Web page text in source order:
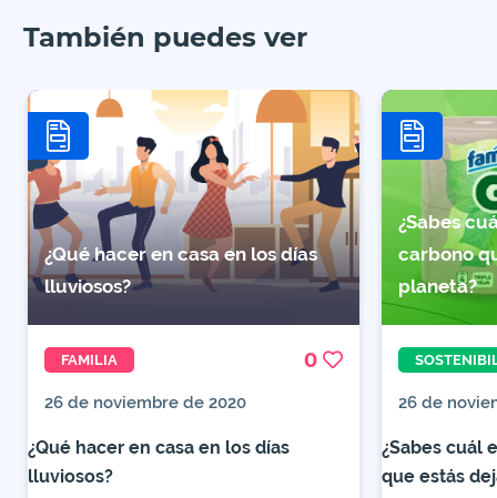
También puedes ver
¿Qué hacer en casa en los días
lluviosos?
FAMILIA 0
26 de noviembre de 2020
¿Qué hacer en casa en los días
lluviosos?
¿Sabes
carbono
planeta?
26 de
¿Sabes cuál
que estás